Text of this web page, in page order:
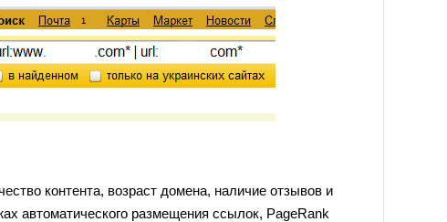
контента, возраст домена, наличие отзывов и
автоматического размещения ссылок, PageRank